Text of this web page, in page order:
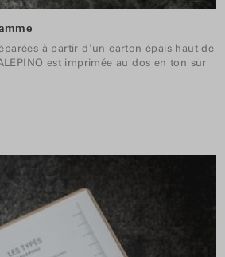
à partir d'un carton épais haut de
est imprimée au dos en ton sur